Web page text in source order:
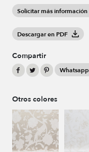
Solicitar más información
Descargar en PDF
Compartir
Whatsapp
Otros colores